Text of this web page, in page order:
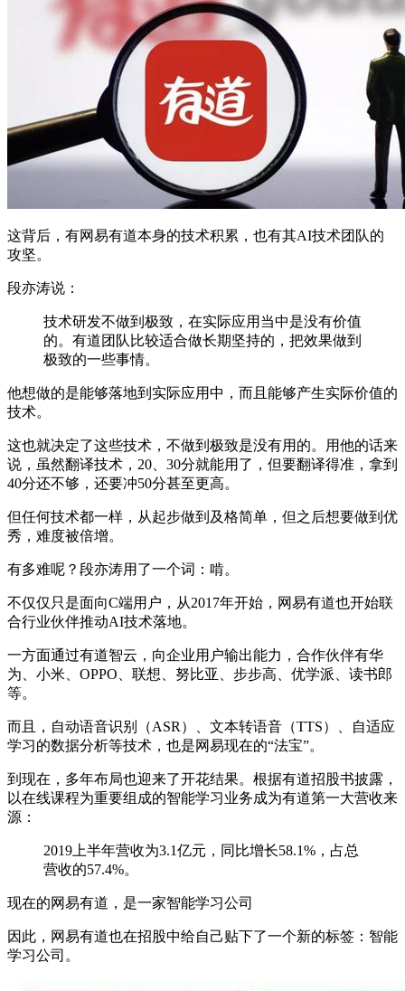
这背后，有网易有道本身的技术积累，也有其AI技术团队的
攻坚。
段亦涛说：
技术研发不做到极致，在实际应用当中是没有价值
的。有道团队比较适合做长期坚持的，把效果做到
极致的一些事情。
他想做的是能够落地到实际应用中，而且能够产生实际价值的
技术。
这也就决定了这些技术，不做到极致是没有用的。用他的话来
说，虽然翻译技术，20、30分就能用了，但要翻译得准，拿到
40分还不够，还要冲50分甚至更高。
但任何技术都一样，从起步做到及格简单，但之后想要做到优
秀，难度被倍增。
有多难呢？段亦涛用了一个词：啃。
不仅仅只是面向C端用户，从2017年开始，网易有道也开始联
合行业伙伴推动AI技术落地。
一方面通过有道智云，向企业用户输出能力，合作伙伴有华
为、小米、OPPO、联想、努比亚、步步高、优学派、读书郎
等。
而且，自动语音识别（ASR）、文本转语音（TTS）、自适应
学习的数据分析等技术，也是网易现在的“法宝”。
到现在，多年布局也迎来了开花结果。根据有道招股书披露，
以在线课程为重要组成的智能学习业务成为有道第一大营收来
源：
2019上半年营收为3.1亿元，同比增长58.1%，占总
营收的57.4%。
现在的网易有道，是一家智能学习公司
因此，网易有道也在招股中给自己贴下了一个新的标签：智能
学习公司。